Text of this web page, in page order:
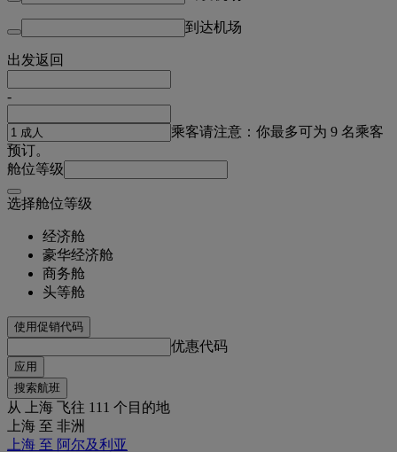
到达机场
出发返回
-
乘客请注意：你最多可为 9 名乘客
预订。
舱位等级
选择舱位等级
经济舱
豪华经济舱
商务舱
头等舱
使用促销代码
优惠代码
应用
搜索航班
从 上海 飞往 111 个目的地
上海 至 非洲
上海 至 阿尔及利亚